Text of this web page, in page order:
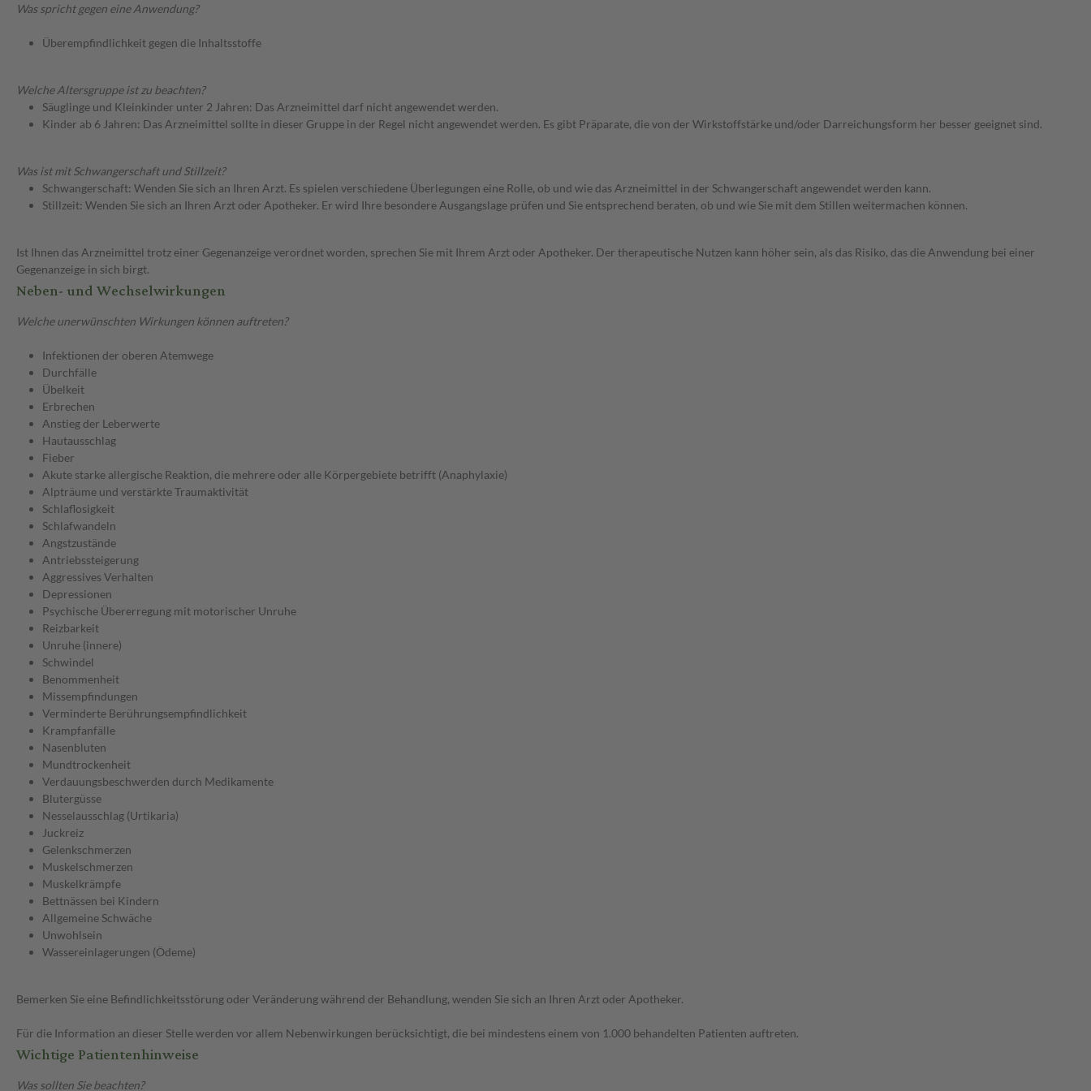
Was spricht gegen eine Anwendung?
Überempfindlichkeit gegen die Inhaltsstoffe
Welche Altersgruppe ist zu beachten?
Säuglinge und Kleinkinder unter 2 Jahren: Das Arzneimittel darf nicht angewendet werden.
Kinder ab 6 Jahren: Das Arzneimittel sollte in dieser Gruppe in der Regel nicht angewendet werden. Es gibt Präparate, die von der Wirkstoffstärke und/oder Darreichungsform her besser geeignet sind.
Was ist mit Schwangerschaft und Stillzeit?
Schwangerschaft: Wenden Sie sich an Ihren Arzt. Es spielen verschiedene Überlegungen eine Rolle, ob und wie das Arzneimittel in der Schwangerschaft angewendet werden kann.
Stillzeit: Wenden Sie sich an Ihren Arzt oder Apotheker. Er wird Ihre besondere Ausgangslage prüfen und Sie entsprechend beraten, ob und wie Sie mit dem Stillen weitermachen können.
Ist Ihnen das Arzneimittel trotz einer Gegenanzeige verordnet worden, sprechen Sie mit Ihrem Arzt oder Apotheker. Der therapeutische Nutzen kann höher sein, als das Risiko, das die Anwendung bei einer
Gegenanzeige in sich birgt.
Neben- und Wechselwirkungen
Welche unerwünschten Wirkungen können auftreten?
Infektionen der oberen Atemwege
Durchfälle
Übelkeit
Erbrechen
Anstieg der Leberwerte
Hautausschlag
Fieber
Akute starke allergische Reaktion, die mehrere oder alle Körpergebiete betrifft (Anaphylaxie)
Alpträume und verstärkte Traumaktivität
Schlaflosigkeit
Schlafwandeln
Angstzustände
Antriebssteigerung
Aggressives Verhalten
Depressionen
Psychische Übererregung mit motorischer Unruhe
Reizbarkeit
Unruhe (innere)
Schwindel
Benommenheit
Missempfindungen
Verminderte Berührungsempfindlichkeit
Krampfanfälle
Nasenbluten
Mundtrockenheit
Verdauungsbeschwerden durch Medikamente
Blutergüsse
Nesselausschlag (Urtikaria)
Juckreiz
Gelenkschmerzen
Muskelschmerzen
Muskelkrämpfe
Bettnässen bei Kindern
Allgemeine Schwäche
Unwohlsein
Wassereinlagerungen (Ödeme)
Bemerken Sie eine Befindlichkeitsstörung oder Veränderung während der Behandlung, wenden Sie sich an Ihren Arzt oder Apotheker.
Für die Information an dieser Stelle werden vor allem Nebenwirkungen berücksichtigt, die bei mindestens einem von 1.000 behandelten Patienten auftreten.
Wichtige Patientenhinweise
Was sollten Sie beachten?